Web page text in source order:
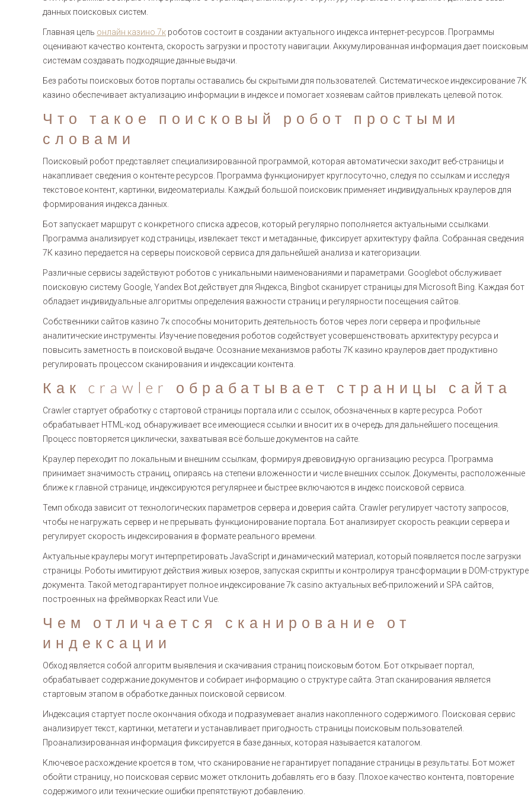
данных поисковых систем.
Главная цель онлайн казино 7к роботов состоит в создании актуального индекса интернет-ресурсов. Программы
оценивают качество контента, скорость загрузки и простоту навигации. Аккумулированная информация дает поисковым
системам создавать подходящие данные выдачи.
Без работы поисковых ботов порталы оставались бы скрытыми для пользователей. Систематическое индексирование 7К
казино обеспечивает актуализацию информации в индексе и помогает хозяевам сайтов привлекать целевой поток.
Что такое поисковый робот простыми
словами
Поисковый робот представляет специализированной программой, которая автоматически заходит веб-страницы и
накапливает сведения о контенте ресурсов. Программа функционирует круглосуточно, следуя по ссылкам и исследуя
текстовое контент, картинки, видеоматериалы. Каждый большой поисковик применяет индивидуальных краулеров для
формирования индекса данных.
Бот запускает маршрут с конкретного списка адресов, который регулярно пополняется актуальными ссылками.
Программа анализирует код страницы, извлекает текст и метаданные, фиксирует архитектуру файла. Собранная сведения
7К казино передается на серверы поисковой сервиса для дальнейшей анализа и категоризации.
Различные сервисы задействуют роботов с уникальными наименованиями и параметрами. Googlebot обслуживает
поисковую систему Google, Yandex Bot действует для Яндекса, Bingbot сканирует страницы для Microsoft Bing. Каждая бот
обладает индивидуальные алгоритмы определения важности страниц и регулярности посещения сайтов.
Собственники сайтов казино 7к способны мониторить деятельность ботов через логи сервера и профильные
аналитические инструменты. Изучение поведения роботов содействует усовершенствовать архитектуру ресурса и
повысить заметность в поисковой выдаче. Осознание механизмов работы 7К казино краулеров дает продуктивно
регулировать процессом сканирования и индексации контента.
Как crawler обрабатывает страницы сайта
Crawler стартует обработку с стартовой страницы портала или с ссылок, обозначенных в карте ресурса. Робот
обрабатывает HTML-код, обнаруживает все имеющиеся ссылки и вносит их в очередь для дальнейшего посещения.
Процесс повторяется циклически, захватывая всё больше документов на сайте.
Краулер переходит по локальным и внешним ссылкам, формируя древовидную организацию ресурса. Программа
принимает значимость страниц, опираясь на степени вложенности и числе внешних ссылок. Документы, расположенные
ближе к главной странице, индексируются регулярнее и быстрее включаются в индекс поисковой сервиса.
Темп обхода зависит от технологических параметров сервера и доверия сайта. Crawler регулирует частоту запросов,
чтобы не нагружать сервер и не прерывать функционирование портала. Бот анализирует скорость реакции сервера и
регулирует скорость индексирования в формате реального времени.
Актуальные краулеры могут интерпретировать JavaScript и динамический материал, который появляется после загрузки
страницы. Роботы имитируют действия живых юзеров, запуская скрипты и контролируя трансформации в DOM-структуре
документа. Такой метод гарантирует полное индексирование 7k casino актуальных веб-приложений и SPA сайтов,
построенных на фреймворках React или Vue.
Чем отличается сканирование от
индексации
Обход является собой алгоритм выявления и скачивания страниц поисковым ботом. Бот открывает портал,
обрабатывает содержание документов и собирает информацию о структуре сайта. Этап сканирования является
стартовым этапом в обработке данных поисковой сервисом.
Индексация стартует после окончания обхода и подразумевает анализ накопленного содержимого. Поисковая сервис
анализирует текст, картинки, метатеги и устанавливает пригодность страницы поисковым пользователей.
Проанализированная информация фиксируется в базе данных, которая называется каталогом.
Ключевое расхождение кроется в том, что сканирование не гарантирует попадание страницы в результаты. Бот может
обойти страницу, но поисковая сервис может отклонить добавлять его в базу. Плохое качество контента, повторение
содержимого или технические ошибки препятствуют добавлению.